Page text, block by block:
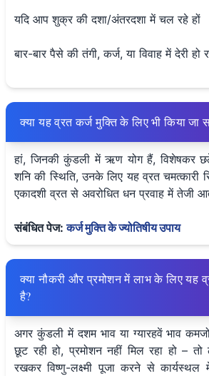
यदि आप शुक्र की दशा/अंतरदशा में चल रहे हों
बार-बार पैसे की तंगी, कर्ज, या विवाह में देरी हो
क्या यह व्रत कर्ज मुक्ति के लिए भी किया जा
हां, जिनकी कुंडली में ऋण योग हैं, विशेषकर
शनि की स्थिति, उनके लिए यह व्रत चमत्कारी
एकादशी व्रत से अवरोधित धन प्रवाह में तेजी
संबंधित पेज:कर्ज मुक्ति के ज्योतिषीय उपाय
क्या नौकरी और प्रमोशन में लाभ के लिए यह
है?
अगर कुंडली में दशम भाव या ग्यारहवें भाव
छूट रही हो, प्रमोशन नहीं मिल रहा हो – तो
रखकर विष्णु-लक्ष्मी पूजा करने से कार्यस्थल